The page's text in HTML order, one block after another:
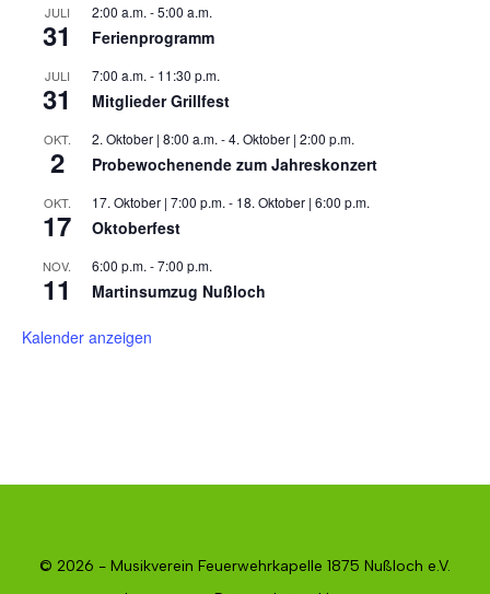
JULI
31
2:00 a.m. -5:00 a.m.
Ferienprogramm
JULI
31
7:00 a.m. - 11:30 p.m.
Mitglieder Grillfest
OKT.
2
2. Oktober | 8:00 a.m. -4. Oktober | 2:00 p.m.
Probewochenende zum Jahreskonzert
OKT.
17
17. Oktober | 7:00 p.m. - 18. Oktober | 6:00 p.m.
Oktoberfest
NOV.
11
6:00 p.m. -7:00 p.m.
Martinsumzug Nußloch
Kalender anzeigen
© 2026 - Musikverein Feuerwehrkapelle 1875 Nußloch e.V.